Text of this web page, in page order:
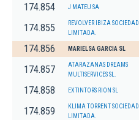
174.854 J MATEU SA
174.855
REVOLVER IBIZA SOCIEDAD
LIMITADA.
174.856 MARIELSA GARCIA SL
174.857
ATARAZANAS DREAMS
MULTISERVICES SL.
174.858 EXTINTORS RION SL
174.859
KLIMA TORRENT SOCIEDAD
LIMITADA.